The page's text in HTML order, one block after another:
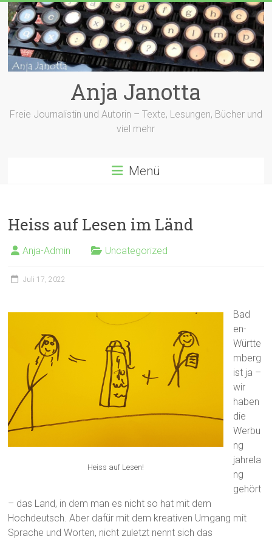
Zum
Inhalt
springen
Anja Janotta
Freie Journalistin und Autorin – Texte, Lesungen, Bücher und
viel mehr
Menü
Heiss auf Lesen im Länd
Anja-Admin Uncategorized
Juli 17, 2022
Heiss auf Lesen!
Bad
en-
Württe
mberg
ist ja –
wir
haben
die
Werbu
ng
jahrela
ng
gehört
– das Land, in dem man es nicht so hat mit dem
Hochdeutsch. Aber dafür mit dem kreativen Umgang mit
Sprache und Worten, nicht zuletzt nennt sich das